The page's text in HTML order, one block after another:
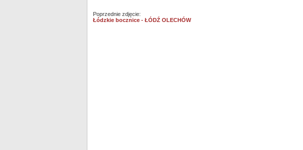
Poprzednie zdjęcie:
Łódzkie bocznice - ŁÓDŹ OLECHÓW